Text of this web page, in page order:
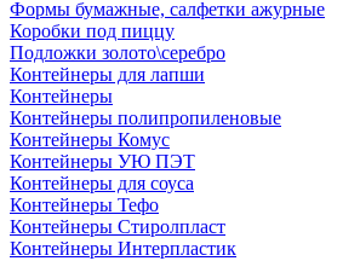
Формы бумажные, салфетки ажурные
Коробки под пиццу
Подложки золото\серебро
Контейнеры для лапши
Контейнеры
Контейнеры полипропиленовые
Контейнеры Комус
Контейнеры УЮ ПЭТ
Контейнеры для соуса
Контейнеры Тефо
Контейнеры Стиролпласт
Контейнеры Интерпластик